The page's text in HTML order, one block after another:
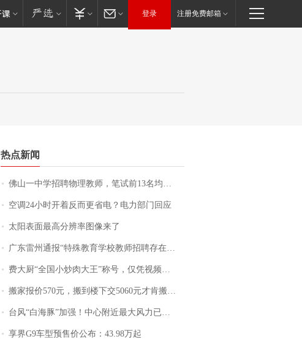
登录 注册免费邮箱
热点新闻
佛山一中学招聘物理教师，笔试前13名均遭淘汰？教育局：已叫停招聘，成立调查组全面核查
空调24小时开着反而更省电？电力部门回应
太阳表面最高分辨率图像来了
广东雷州通报“特殊教育学校教师招聘存在违规行为”：已启动问责程序 副校长被停职
费大厨“全国小炒肉大王”称号，仅凭视频评出？中国烹饪协会回应
搬家报价570元，搬到楼下交5060元才肯搬上楼！女子傻眼了……
台风“白海豚”加强！中心附近最大风力已达15级 最新研判
享界G9车型预售价公布：43.98万起